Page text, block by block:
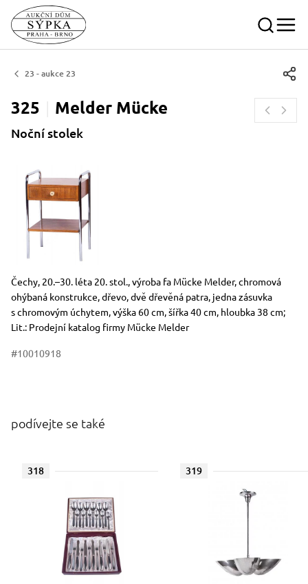
23 - aukce 23
325 Melder Mücke
Noční stolek
Rozměry
Stručný popis předmětu
Čechy, 20.–30. léta 20. stol., výroba fa Mücke Melder, chromová
ohýbaná konstrukce, dřevo, dvě dřevěná patra, jedna zásuvka
s chromovým úchytem, výška 60 cm, šířka 40 cm, hloubka 38 cm;
Lit.: Prodejní katalog firmy Mücke Melder
#10010918
podívejte se také
318 319